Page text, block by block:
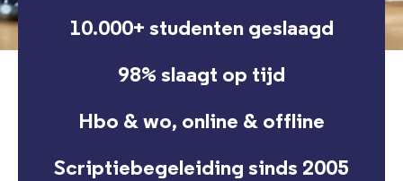
10.000+ studenten geslaagd
98% slaagt op tijd
Hbo & wo, online & offline
Scriptiebegeleiding sinds 2005